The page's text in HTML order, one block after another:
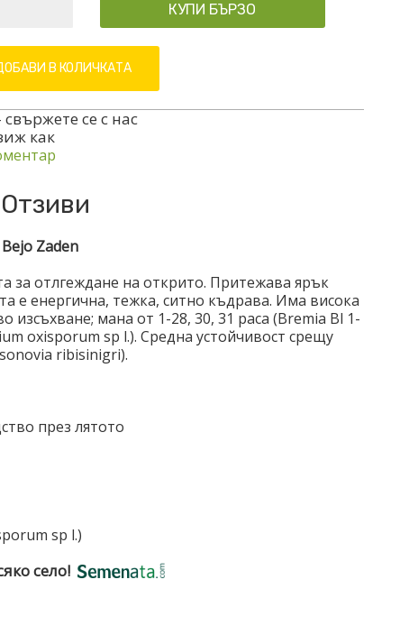
КУПИ БЪРЗО
В КОЛИЧКАТА
се с нас
как
Отзиви
Bejo Zaden
за отлгеждане на открито. Притежава ярък
е енергична, тежка, ситно къдрава. Има висока
изсъхване; мана от 1-28, 30, 31 раса (Bremia Bl 1-
oxisporum sp l.). Средна устойчивост срещу
ribisinigri).
през лятото
sp l.)
село!